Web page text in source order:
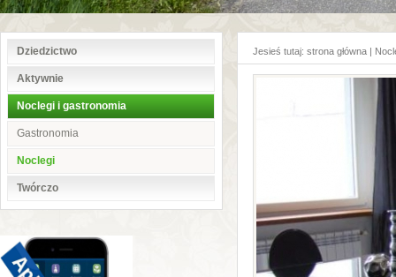
Dziedzictwo
Aktywnie
Noclegi i gastronomia
Gastronomia
Noclegi
Twórczo
Jesieś tutaj: strona główna |